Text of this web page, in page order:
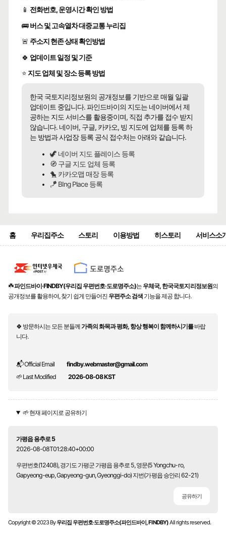
1층
🍀인허가일1997-11-08 🌳계속사업자
구글 🧭 카카오🐤 네이버 🦖
계곡여행
한식
상세정보와 동일한 주소
🍀인허가일2005-04-04 🌳계속사업자
구글 🧭 카카오🐤 네이버 🦖
2006-06-07 🌳계속사업자
📱 전화번호, 운영시간 확인 방법
🚌버스 및 고속열차 대중교통 누리집
🚨 주소지 현존 상태 확인방법
🍀 업데이트 일정 및 기준
⭐ 지도 업체 및 장소 등록 방법
한국 국토지리정보원의 공개정보를 기반으로 매월 일괄
업데이트 중입니다. 파인드바이의 지도는 네이버에서 제
공하는 지도 서비스를 활용중이며, 직접 추가를 접수 받지
않습니다. 네이버, 구글, 카카오, 빙 지도에 업체를 등록 하
는 방법과 사업장 등록 공식 접수처는 아래와 같습니다.
🦖 네이버 지도 플레이스 등록
🧭 구글 지도 업체 등록
🐤 카카오맵 매장 등록
🪁 BIng Place 등록
홈 우리집주소 스토리 이용방법 히스토리 서비스소
☘️파인드바이·FINDBY(우리집 우편번호·도로명주소)는 우체국, 한국국토지리정보원의
공개정보를 활용하여, 찾기 쉽게 만들어진 우편주소 검색 기능을 제공 합니다.
🍀 방문하시는 모든 분들께가족의 화목과 평화, 항상 행복이 함께하시기를바랍
니다.
📬 Official Email
findby.webmaster@gmail.com
🌱 Last Modified
2026-08-08 KST
🌱 현재 페이지로 공유하기
가평읍 용추로 5
2026-08-08T01:28:40+00:00
우편번호(12408), 경기도 가평군 가평읍 용추로 5, 영문(5 Yongchu-ro,
Gapyeong-eup, Gapyeong-gun, Gyeonggi-do) 지번(가평읍 승안리 62-21)
공유하기
Copyright © 2023 By우리집 우편번호·도로명주소(파인드바이, FINDBY)All rights reserved.